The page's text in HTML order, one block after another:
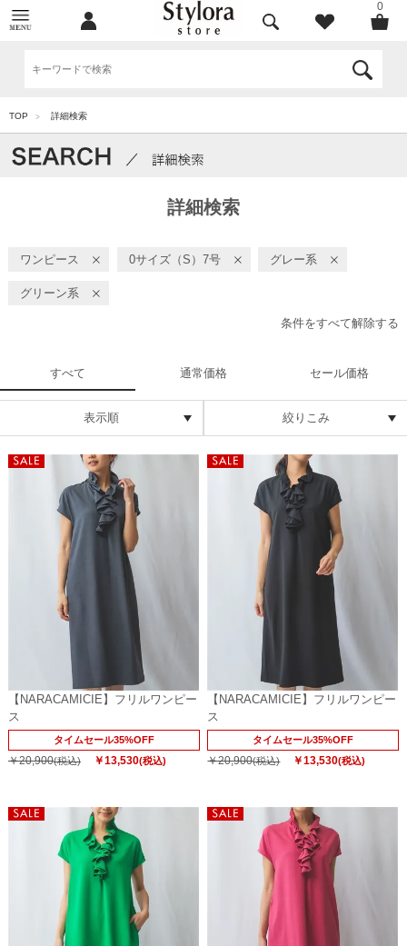
0
TOP > 詳細検索
詳細検索
ワンピース 0サイズ（S）7号 グレー系
グリーン系
条件をすべて解除する
すべて 通常価格 セール価格
表示順 絞りこみ
【NARACAMICIE】フリルワンピー
ス
タイムセール35%OFF
￥20,900(税込) ￥13,530(税込)
【NARACAMICIE】フリルワンピー
ス
タイムセール35%OFF
￥20,900(税込) ￥13,530(税込)